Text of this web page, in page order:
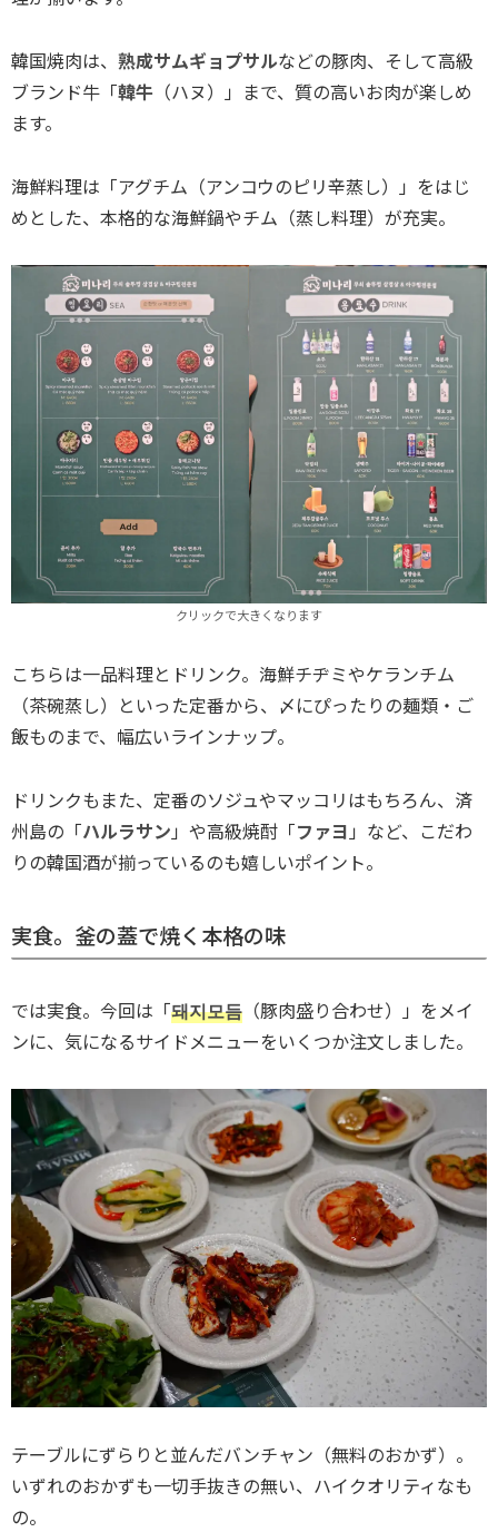
韓国焼肉は、 熟成サムギョプサルなどの豚肉、そして高級
ブランド牛「韓牛 （ハヌ）」まで、質の高いお肉が楽しめ
ます。
海鮮料理は「アグチム（アンコウのピリ辛蒸し）」をはじ
めとした、本格的な海鮮鍋やチム（蒸し料理）が充実。
クリックで大きくなります
こちらは一品料理とドリンク。海鮮チヂミやケランチム
（茶碗蒸し）といった定番から、〆にぴったりの麺類・ご
飯ものまで、幅広いラインナップ。
ドリンクもまた、定番のソジュやマッコリはもちろん、済
州島の「ハルラサン 」や高級焼酎「ファヨ 」など、こだわ
りの韓国酒が揃っているのも嬉しいポイント。
実食。釜の蓋で焼く本格の味
では実食。今回は「돼지모듬 （豚肉盛り合わせ）」をメイ
ンに、気になるサイドメニューをいくつか注文しました。
テーブルにずらりと並んだバンチャン（無料のおかず）。
いずれのおかずも一切手抜きの無い、ハイクオリティなも
の。